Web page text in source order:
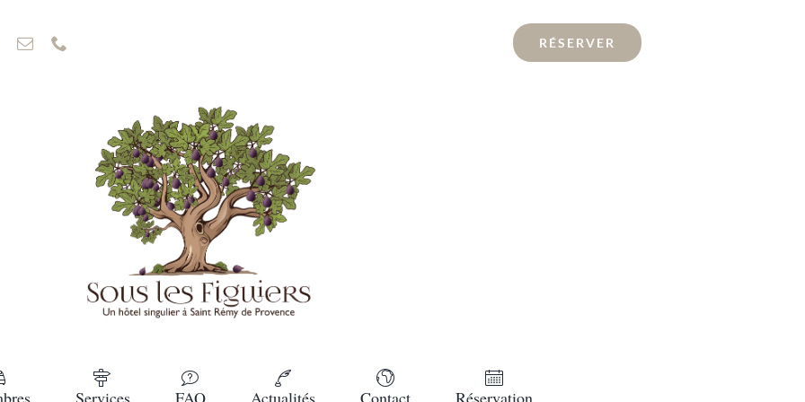
RÉSERVER
Services FAQ Actualités Contact Réservation